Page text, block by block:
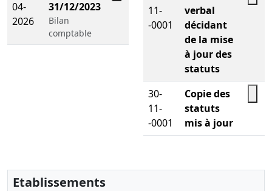
04-
2026
31/12/2023
Bilan
comptable
11-
-0001
verbal
décidant
de la mise
à jour des
statuts
30-
11-
-0001
Copie des
statuts
mis à jour
Etablissements